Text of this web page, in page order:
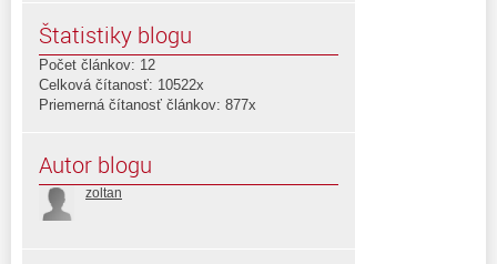
Štatistiky blogu
Počet článkov: 12
Celková čítanosť: 10522x
Priemerná čítanosť článkov: 877x
Autor blogu
zoltan